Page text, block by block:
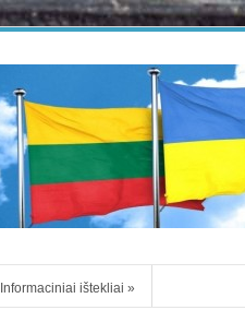
Informaciniai ištekliai »